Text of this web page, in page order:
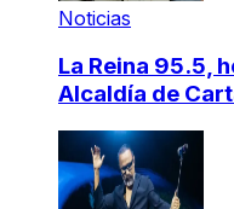
Noticias
La Reina 95.5,
Alcaldía de